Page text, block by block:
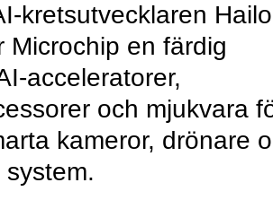
kretsutvecklaren
Microchip en färdig
acceleratorer,
och mjukvara
kameror, drönare